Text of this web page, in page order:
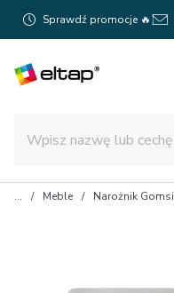
Sprawdź promocje 🔥
Meble Narożnik Gomsi